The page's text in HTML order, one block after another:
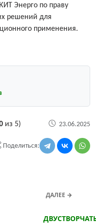
Энерго по праву
решений для
применения.
из 5) 23.06.2025
Поделиться:
ДАЛЕЕ →